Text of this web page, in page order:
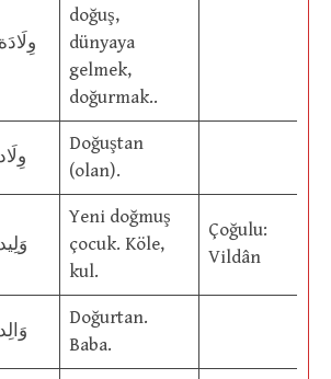
وِلَادَة
doğuş,
dünyaya
gelmek,
doğurmak..
وِلَاد
Doğuştan
(olan).
وَلِيد
Yeni doğmuş
çocuk. Köle,
kul.
Çoğulu:
Vildân
وَالِد
Doğurtan.
Baba.